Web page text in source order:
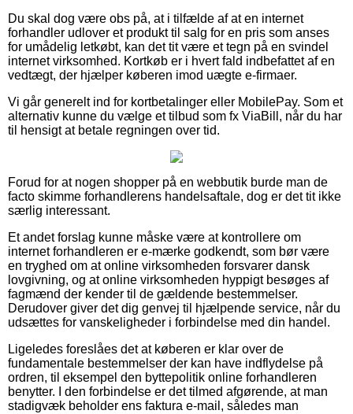
Du skal dog være obs på, at i tilfælde af at en internet
forhandler udlover et produkt til salg for en pris som anses
for umådelig letkøbt, kan det tit være et tegn på en svindel
internet virksomhed. Kortkøb er i hvert fald indbefattet af en
vedtægt, der hjælper køberen imod uægte e-firmaer.
Vi går generelt ind for kortbetalinger eller MobilePay. Som et
alternativ kunne du vælge et tilbud som fx ViaBill, når du har
til hensigt at betale regningen over tid.
Forud for at nogen shopper på en webbutik burde man de
facto skimme forhandlerens handelsaftale, dog er det tit ikke
særlig interessant.
Et andet forslag kunne måske være at kontrollere om
internet forhandleren er e-mærke godkendt, som bør være
en tryghed om at online virksomheden forsvarer dansk
lovgivning, og at online virksomheden hyppigt besøges af
fagmænd der kender til de gældende bestemmelser.
Derudover giver det dig genvej til hjælpende service, når du
udsættes for vanskeligheder i forbindelse med din handel.
Ligeledes foreslåes det at køberen er klar over de
fundamentale bestemmelser der kan have indflydelse på
ordren, til eksempel den byttepolitik online forhandleren
benytter. I den forbindelse er det tilmed afgørende, at man
stadigvæk beholder ens faktura e-mail, således man